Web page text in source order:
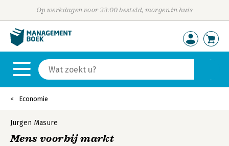
Op werkdagen voor 23:00 besteld, morgen in huis
Economie
Jurgen Masure
Mens voorbij markt